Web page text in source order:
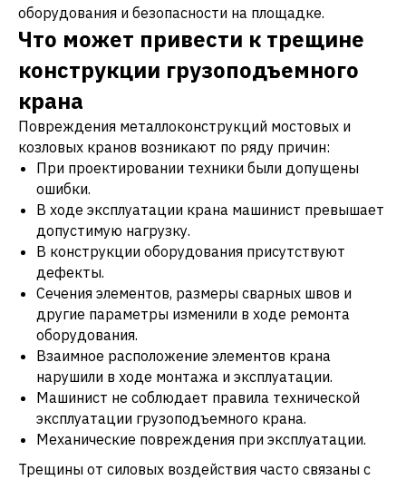
оборудования и безопасности на площадке.
Что может привести к трещине
конструкции грузоподъемного
крана
Повреждения металлоконструкций мостовых и
козловых кранов возникают по ряду причин:
При проектировании техники были допущены
ошибки.
В ходе эксплуатации крана машинист превышает
допустимую нагрузку.
В конструкции оборудования присутствуют
дефекты.
Сечения элементов, размеры сварных швов и
другие параметры изменили в ходе ремонта
оборудования.
Взаимное расположение элементов крана
нарушили в ходе монтажа и эксплуатации.
Машинист не соблюдает правила технической
эксплуатации грузоподъемного крана.
Механические повреждения при эксплуатации.
Трещины от силовых воздействия часто связаны с